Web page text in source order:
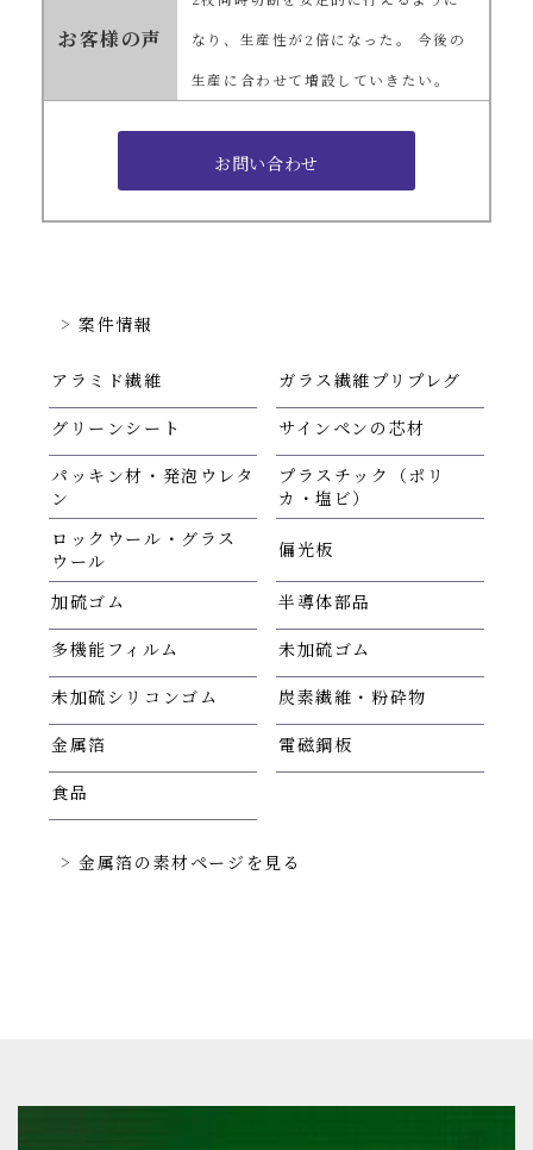
案件情報
アラミド繊維
ガラス繊維プリプレグ
グリーンシート
サインペンの芯材
パッキン材・発泡ウレタ
ン
プラスチック（ポリ
カ・塩ビ）
ロックウール・グラス
ウール
偏光板
加硫ゴム
半導体部品
多機能フィルム
未加硫ゴム
未加硫シリコンゴム
炭素繊維・粉砕物
金属箔
電磁鋼板
食品
金属箔の素材ページを見る
お客様の声 なり、生産性が2倍になった。 今後の
生産に合わせて増設していきたい。